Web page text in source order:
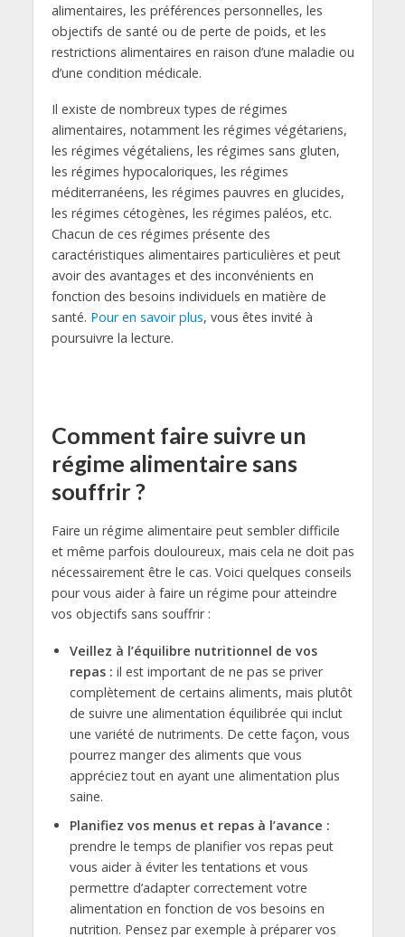
alimentaires, les préférences personnelles, les
objectifs de santé ou de perte de poids, et les
restrictions alimentaires en raison d’une maladie ou
d’une condition médicale.
Il existe de nombreux types de régimes
alimentaires, notamment les régimes végétariens,
les régimes végétaliens, les régimes sans gluten,
les régimes hypocaloriques, les régimes
méditerranéens, les régimes pauvres en glucides,
les régimes cétogènes, les régimes paléos, etc.
Chacun de ces régimes présente des
caractéristiques alimentaires particulières et peut
avoir des avantages et des inconvénients en
fonction des besoins individuels en matière de
santé. Pour en savoir plus, vous êtes invité à
poursuivre la lecture.
Comment faire suivre un
régime alimentaire sans
souffrir ?
Faire un régime alimentaire peut sembler difficile
et même parfois douloureux, mais cela ne doit pas
nécessairement être le cas. Voici quelques conseils
pour vous aider à faire un régime pour atteindre
vos objectifs sans souffrir :
Veillez à l’équilibre nutritionnel de vos
repas : il est important de ne pas se priver
complètement de certains aliments, mais plutôt
de suivre une alimentation équilibrée qui inclut
une variété de nutriments. De cette façon, vous
pourrez manger des aliments que vous
appréciez tout en ayant une alimentation plus
saine.
Planifiez vos menus et repas à l’avance :
prendre le temps de planifier vos repas peut
vous aider à éviter les tentations et vous
permettre d’adapter correctement votre
alimentation en fonction de vos besoins en
nutrition. Pensez par exemple à préparer vos